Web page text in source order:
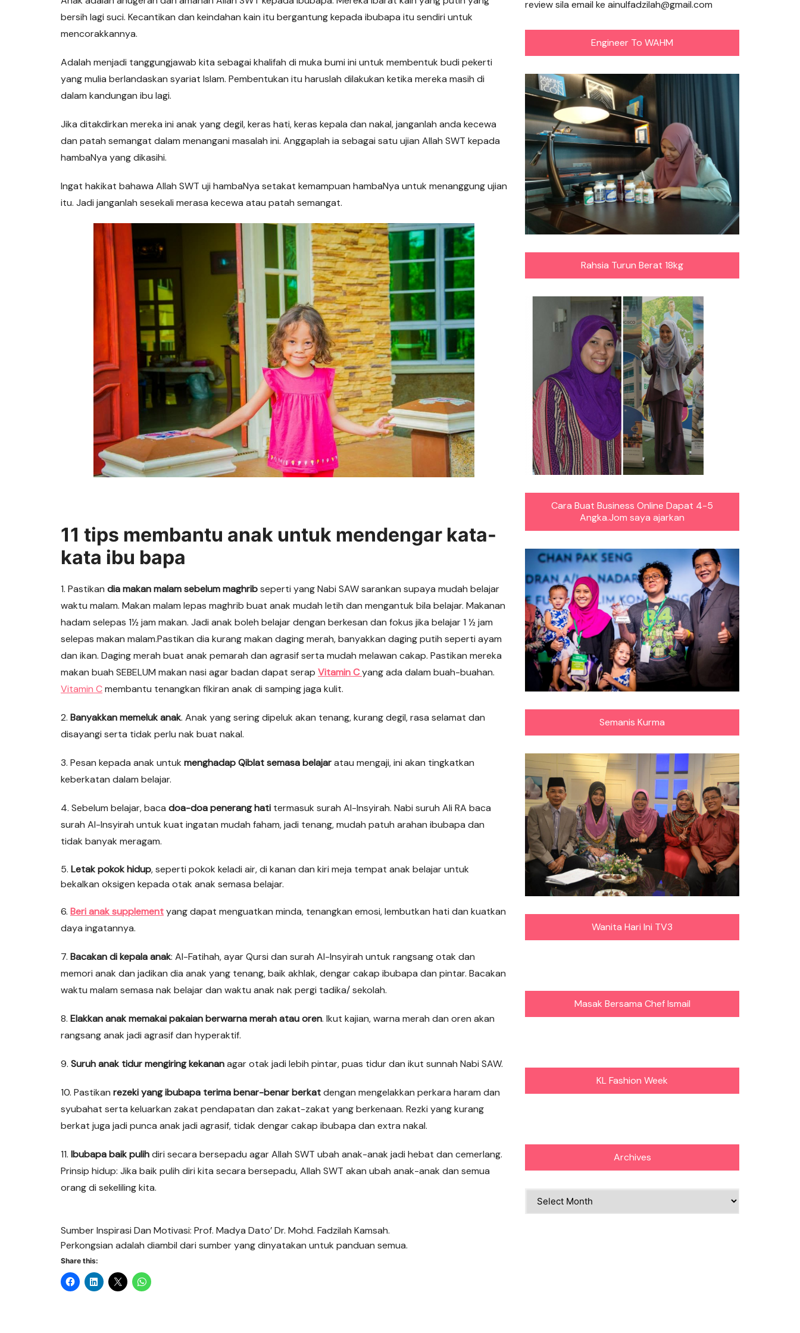
bersih lagi suci. Kecantikan dan keindahan kain itu bergantung kepada ibubapa itu sendiri untuk
mencorakkannya.
Adalah menjadi tanggungjawab kita sebagai khalifah di muka bumi ini untuk membentuk budi pekerti
yang mulia berlandaskan syariat Islam. Pembentukan itu haruslah dilakukan ketika mereka masih di
dalam kandungan ibu lagi.
Jika ditakdirkan mereka ini anak yang degil, keras hati, keras kepala dan nakal, janganlah anda kecewa
dan patah semangat dalam menangani masalah ini. Anggaplah ia sebagai satu ujian Allah SWT kepada
hambaNya yang dikasihi.
Ingat hakikat bahawa Allah SWT uji hambaNya setakat kemampuan hambaNya untuk menanggung ujian
itu. Jadi janganlah sesekali merasa kecewa atau patah semangat.
11 tips membantu anak untuk mendengar kata-
kata ibu bapa
1. Pastikan dia makan malam sebelum maghribseperti yang Nabi SAW sarankan supaya mudah belajar
waktu malam. Makan malam lepas maghrib buat anak mudah letih dan mengantuk bila belajar. Makanan
hadam selepas 1½ jam makan. Jadi anak boleh belajar dengan berkesan dan fokus jika belajar 1 ½ jam
selepas makan malam.Pastikan dia kurang makan daging merah, banyakkan daging putih seperti ayam
dan ikan. Daging merah buat anak pemarah dan agrasif serta mudah melawan cakap. Pastikan mereka
makan buah SEBELUM makan nasi agar badan dapat serap Vitamin Cyang ada dalam buah-buahan.
Vitamin Cmembantu tenangkan fikiran anak di samping jaga kulit.
2. Banyakkan memeluk anak. Anak yang sering dipeluk akan tenang, kurang degil, rasa selamat dan
disayangi serta tidak perlu nak buat nakal.
3. Pesan kepada anak untuk menghadap Qiblat semasa belajaratau mengaji, ini akan tingkatkan
keberkatan dalam belajar.
4. Sebelum belajar, baca doa-doa penerang hati termasuk surah Al-Insyirah. Nabi suruh Ali RA baca
surah Al-Insyirah untuk kuat ingatan mudah faham, jadi tenang, mudah patuh arahan ibubapa dan
tidak banyak meragam.
5. Letak pokok hidup, seperti pokok keladi air, di kanan dan kiri meja tempat anak belajar untuk
bekalkan oksigen kepada otak anak semasa belajar.
6. Beri anak supplementyang dapat menguatkan minda, tenangkan emosi, lembutkan hati dan kuatkan
daya ingatannya.
7. Bacakan di kepala anak: Al-Fatihah, ayar Qursi dan surah Al-Insyirah untuk rangsang otak dan
memori anak dan jadikan dia anak yang tenang, baik akhlak, dengar cakap ibubapa dan pintar. Bacakan
waktu malam semasa nak belajar dan waktu anak nak pergi tadika/ sekolah.
8. Elakkan anak memakai pakaian berwarna merah atau oren. Ikut kajian, warna merah dan oren akan
rangsang anak jadi agrasif dan hyperaktif.
9. Suruh anak tidur mengiring kekananagar otak jadi lebih pintar, puas tidur dan ikut sunnah Nabi SAW.
10. Pastikan rezeki yang ibubapa terima benar-benar berkatdengan mengelakkan perkara haram dan
syubahat serta keluarkan zakat pendapatan dan zakat-zakat yang berkenaan. Rezki yang kurang
berkat juga jadi punca anak jadi agrasif, tidak dengar cakap ibubapa dan extra nakal.
11. Ibubapa baik pulihdiri secara bersepadu agar Allah SWT ubah anak-anak jadi hebat dan cemerlang.
Prinsip hidup: Jika baik pulih diri kita secara bersepadu, Allah SWT akan ubah anak-anak dan semua
orang di sekeliling kita.
Sumber Inspirasi Dan Motivasi: Prof. Madya Dato’ Dr. Mohd. Fadzilah Kamsah.
Perkongsian adalah diambil dari sumber yang dinyatakan untuk panduan semua.
Share this:
review sila email ke ainulfadzilah@gmail.com
Engineer To WAHM
Rahsia Turun Berat 18kg
Cara Buat Business Online Dapat 4-5
Angka.Jom saya ajarkan
Semanis Kurma
Wanita Hari Ini TV3
Masak Bersama Chef Ismail
KL Fashion Week
Archives
Archives